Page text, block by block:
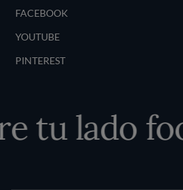
FACEBOOK
YOUTUBE
PINTEREST
tu lado